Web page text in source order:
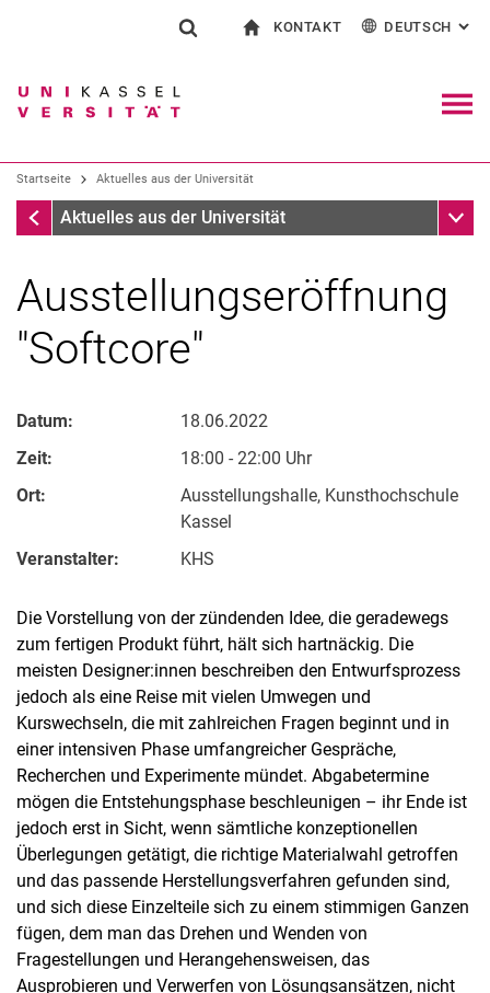
Springe direkt zu: Inhalt
Springe direkt zu: Suche
Springe direkt zu:
Suchen (öffnet externen Link in einem
KONTAKT
Kontakt für Presse und Öffentlichkeit
Einrichtungen suchen
DEUTSCH :
Startseite Aktuelles aus der Universität
Startseite
Aktuelles aus der Universität
Ausstellungseröffnung
"Softcore"
Datum:
18.06.2022
Zeit:
18:00 - 22:00 Uhr
Ort:
Ausstellungshalle, Kunsthochschule
Kassel
Veranstalter:
KHS
Die Vorstellung von der zündenden Idee, die geradewegs
zum fertigen Produkt führt, hält sich hartnäckig. Die
meisten Designer:innen beschreiben den Entwurfsprozess
jedoch als eine Reise mit vielen Umwegen und
Kurswechseln, die mit zahlreichen Fragen beginnt und in
einer intensiven Phase umfangreicher Gespräche,
Recherchen und Experimente mündet. Abgabetermine
mögen die Entstehungsphase beschleunigen – ihr Ende ist
jedoch erst in Sicht, wenn sämtliche konzeptionellen
Überlegungen getätigt, die richtige Materialwahl getroffen
und das passende Herstellungsverfahren gefunden sind,
und sich diese Einzelteile sich zu einem stimmigen Ganzen
fügen, dem man das Drehen und Wenden von
Fragestellungen und Herangehensweisen, das
Ausprobieren und Verwerfen von Lösungsansätzen, nicht